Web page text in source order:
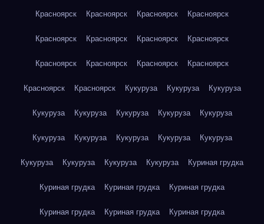
Красноярск Красноярск Красноярск Красноярск
Красноярск Красноярск Красноярск Красноярск
Красноярск Красноярск Красноярск Красноярск
Красноярск Красноярск Кукуруза Кукуруза Кукуруза
Кукуруза Кукуруза Кукуруза Кукуруза Кукуруза
Кукуруза Кукуруза Кукуруза Кукуруза Кукуруза
Кукуруза Кукуруза Кукуруза Кукуруза Куриная грудка
Куриная грудка Куриная грудка Куриная грудка
Куриная грудка Куриная грудка Куриная грудка